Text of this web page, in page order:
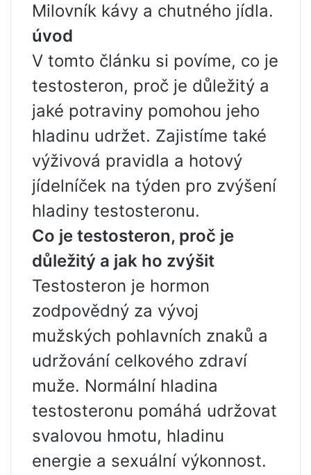
Milovník kávy a chutného jídla.
úvod
V tomto článku si povíme, co je
testosteron, proč je důležitý a
jaké potraviny pomohou jeho
hladinu udržet. Zajistíme také
výživová pravidla a hotový
jídelníček na týden pro zvýšení
hladiny testosteronu.
Co je testosteron, proč je
důležitý a jak ho zvýšit
Testosteron je hormon
zodpovědný za vývoj
mužských pohlavních znaků a
udržování celkového zdraví
muže. Normální hladina
testosteronu pomáhá udržovat
svalovou hmotu, hladinu
energie a sexuální výkonnost.